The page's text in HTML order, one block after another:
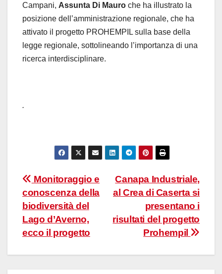
Campani, Assunta Di Mauro che ha illustrato la
posizione dell’amministrazione regionale, che ha
attivato il progetto PROHEMPIL sulla base della
legge regionale, sottolineando l’importanza di una
ricerca interdisciplinare.
.
Navigazione
articoli
Canapa Industriale,
al Crea di Caserta si
presentano i
risultati del progetto
Prohempil
Monitoraggio e
conoscenza della
biodiversità del
Lago d’Averno,
ecco il progetto